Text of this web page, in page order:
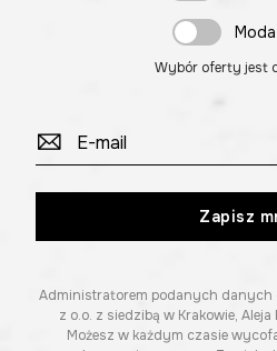
Wybór oferty jest
Zapisz
Administratorem podanych danych
z o.o. z siedzibą w Krakowie,
Możesz w każdym czasie